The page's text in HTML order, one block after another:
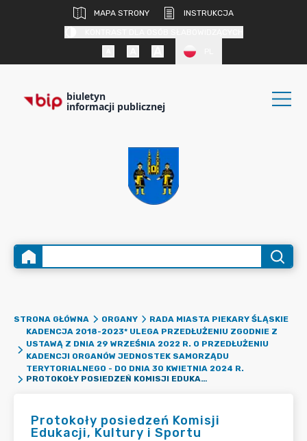
MAPA STRONY
INSTRUKCJA
biuletyn
informacji publicznej
STRONA GŁÓWNA ORGANY
RADA MIASTA PIEKARY ŚLĄSKIE
KADENCJA 2018-2023* ULEGA PRZEDŁUŻENIU ZGODNIE Z
USTAWĄ Z DNIA 29 WRZEŚNIA 2022 R. O PRZEDŁUŻENIU
KADENCJI ORGANÓW JEDNOSTEK SAMORZĄDU
TERYTORIALNEGO - DO DNIA 30 KWIETNIA 2024 R.
PROTOKOŁY POSIEDZEŃ KOMISJI EDUKACJI, KULTURY I SPORTU
Protokoły posiedzeń Komisji
Edukacji, Kultury i Sportu